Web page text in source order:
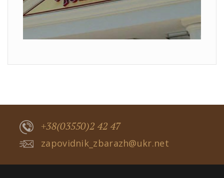
+38(03550)2 42 47
zapovidnik_zbarazh@ukr.net